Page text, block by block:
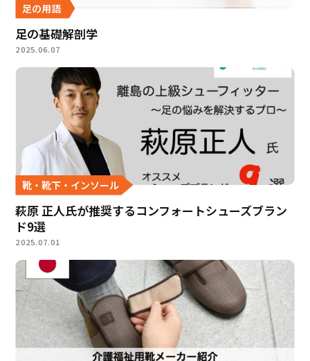
足の用語
足の基礎解剖学
2025.06.07
靴・靴下・インソール
萩原 正人氏が推奨するコンフォートシューズブラン
ド9選
2025.07.01